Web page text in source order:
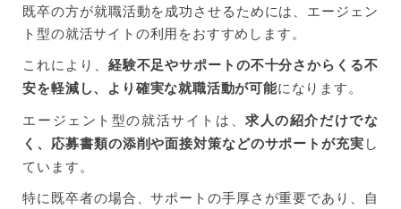
既卒の方が就職活動を成功させるためには、エージェン
ト型の就活サイトの利用をおすすめします。
これにより、 経験不足やサポートの不十分さからくる不
安を軽減し、より確実な就職活動が可能になります。
エージェント型の就活サイトは、求人の紹介だけでな
く、応募書類の添削や面接対策などのサポートが充実し
ています。
特に既卒者の場合、サポートの手厚さが重要であり、自